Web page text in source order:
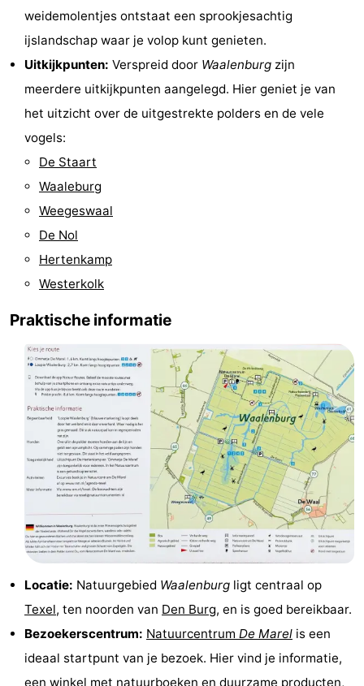
doen
Musea
Monumenten
Molens
Uitkijkpunten
Attracties
Rondvaarten
Boerderijen
-
Speeltuinen
Minigolfbanen
Natuur
Rondleidingen
Sporten
Zwembaden
Fietsen
Wandelen
Paardrijden
-
Surfen
weidemolentjes ontstaat een sprookjesachtig
ijslandschap waar je volop kunt genieten.
Uitkijkpunten: Verspreid door Waalenburg zijn
meerdere uitkijkpunten aangelegd. Hier geniet je van
het uitzicht over de uitgestrekte polders en de vele
vogels:
De Staart
Waaleburg
Weegeswaal
De Nol
Hertenkamp
Westerkolk
Praktische informatie
Locatie: Natuurgebied Waalenburg ligt centraal op
Texel, ten noorden van Den Burg, en is goed bereikbaar.
Bezoekerscentrum: Natuurcentrum De Marel is een
ideaal startpunt van je bezoek. Hier vind je informatie,
een winkel met natuurboeken en duurzame producten,